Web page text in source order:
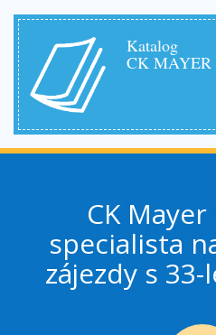
Katalog
CK MAYER
CK
specialista
zájezdy s